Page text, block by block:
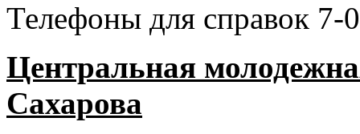
Телефоны для справок 7-
Центральная
Сахарова